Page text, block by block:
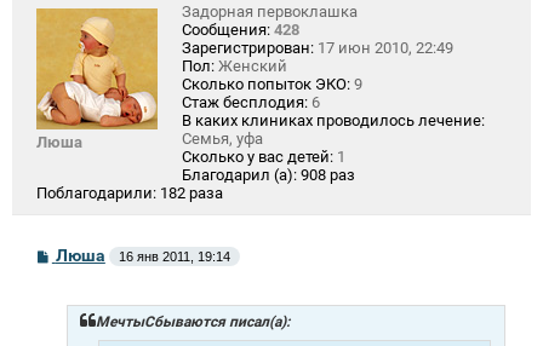
Люша
Задорная первоклашка
Сообщения: 428
Зарегистрирован: 17 июн 2010, 22:49
Пол: Женский
Сколько попыток ЭКО: 9
Стаж бесплодия: 6
В каких клиниках проводилось лечение:
Семья, уфа
Сколько у вас детей: 1
Благодарил (а): 908 раз
Поблагодарили: 182 раза
С
о
Люша 16 янв 2011, 19:14
МечтыСбываются писал(а):